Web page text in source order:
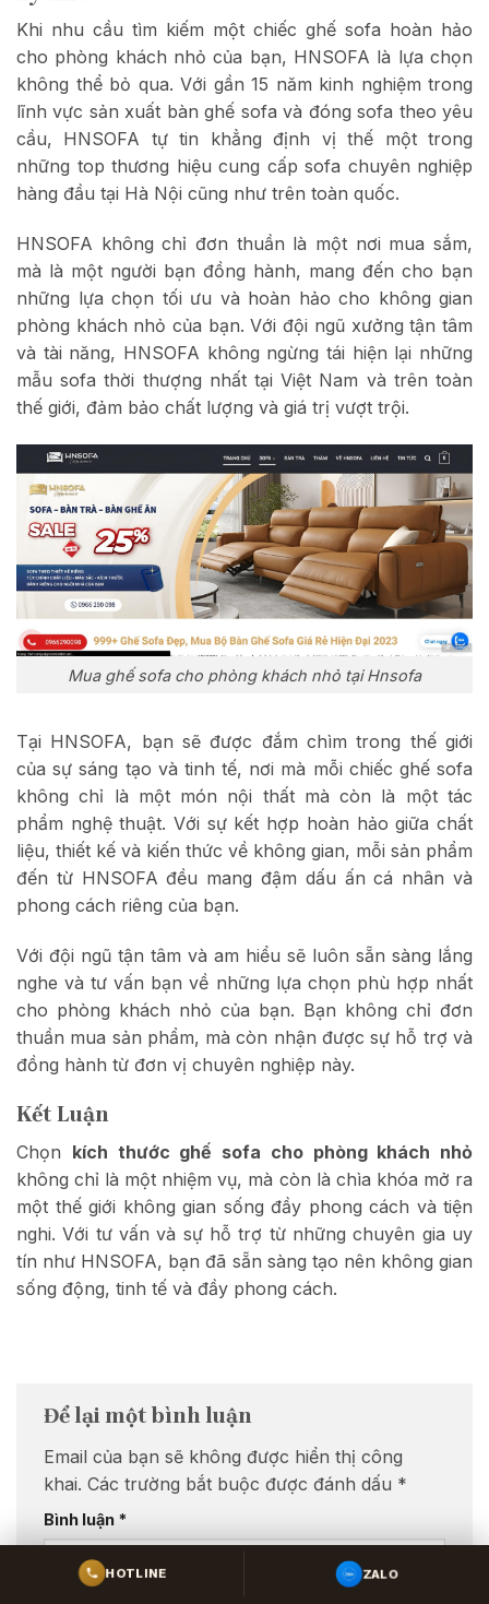
Khi nhu cầu tìm kiếm một chiếc ghế sofa hoàn hảo
cho phòng khách nhỏ của bạn, HNSOFA là lựa chọn
không thể bỏ qua. Với gần 15 năm kinh nghiệm trong
lĩnh vực sản xuất bàn ghế sofa và đóng sofa theo yêu
cầu, HNSOFA tự tin khẳng định vị thế một trong
những top thương hiệu cung cấp sofa chuyên nghiệp
hàng đầu tại Hà Nội cũng như trên toàn quốc.
HNSOFA không chỉ đơn thuần là một nơi mua sắm,
mà là một người bạn đồng hành, mang đến cho bạn
những lựa chọn tối ưu và hoàn hảo cho không gian
phòng khách nhỏ của bạn. Với đội ngũ xưởng tận tâm
và tài năng, HNSOFA không ngừng tái hiện lại những
mẫu sofa thời thượng nhất tại Việt Nam và trên toàn
thế giới, đảm bảo chất lượng và giá trị vượt trội.
Mua ghế sofa cho phòng khách nhỏ tại Hnsofa
Tại HNSOFA, bạn sẽ được đắm chìm trong thế giới
của sự sáng tạo và tinh tế, nơi mà mỗi chiếc ghế sofa
không chỉ là một món nội thất mà còn là một tác
phẩm nghệ thuật. Với sự kết hợp hoàn hảo giữa chất
liệu, thiết kế và kiến thức về không gian, mỗi sản phẩm
đến từ HNSOFA đều mang đậm dấu ấn cá nhân và
phong cách riêng của bạn.
Với đội ngũ tận tâm và am hiểu sẽ luôn sẵn sàng lắng
nghe và tư vấn bạn về những lựa chọn phù hợp nhất
cho phòng khách nhỏ của bạn. Bạn không chỉ đơn
thuần mua sản phẩm, mà còn nhận được sự hỗ trợ và
đồng hành từ đơn vị chuyên nghiệp này.
Kết Luận
Chọn kích thước ghế sofa cho phòng khách nhỏ
không chỉ là một nhiệm vụ, mà còn là chìa khóa mở ra
một thế giới không gian sống đầy phong cách và tiện
nghi. Với tư vấn và sự hỗ trợ từ những chuyên gia uy
tín như HNSOFA, bạn đã sẵn sàng tạo nên không gian
sống động, tinh tế và đầy phong cách.
Để lại một bình luận
Email của bạn sẽ không được hiển thị công
khai. Các trường bắt buộc được đánh dấu *
Bình luận *
HOTLINE ZALO